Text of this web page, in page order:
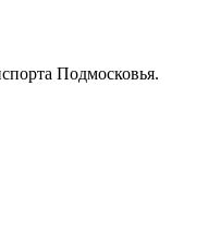
Подмосковья.